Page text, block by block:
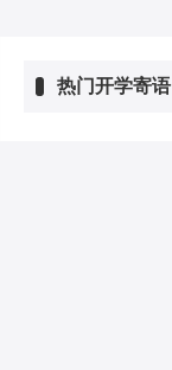
热门开学寄语